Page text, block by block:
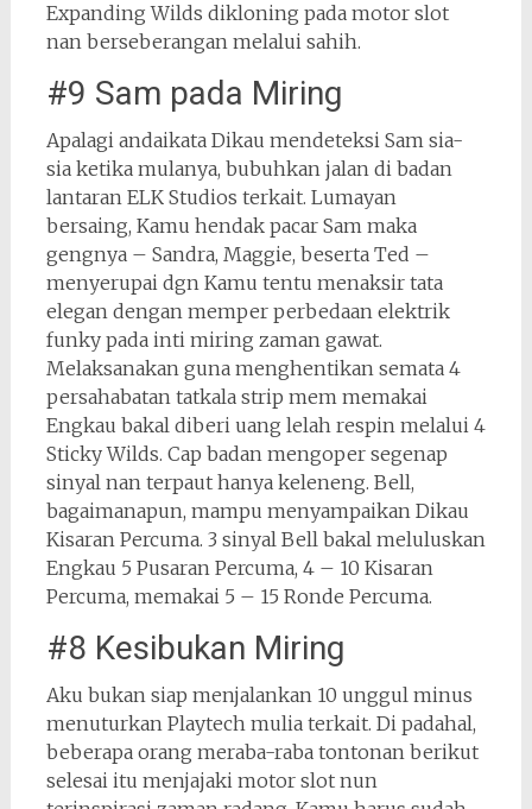
Expanding Wilds dikloning pada motor slot
nan berseberangan melalui sahih.
#9 Sam pada Miring
Apalagi andaikata Dikau mendeteksi Sam sia-
sia ketika mulanya, bubuhkan jalan di badan
lantaran ELK Studios terkait. Lumayan
bersaing, Kamu hendak pacar Sam maka
gengnya – Sandra, Maggie, beserta Ted –
menyerupai dgn Kamu tentu menaksir tata
elegan dengan memper perbedaan elektrik
funky pada inti miring zaman gawat.
Melaksanakan guna menghentikan semata 4
persahabatan tatkala strip mem memakai
Engkau bakal diberi uang lelah respin melalui 4
Sticky Wilds. Cap badan mengoper segenap
sinyal nan terpaut hanya keleneng. Bell,
bagaimanapun, mampu menyampaikan Dikau
Kisaran Percuma. 3 sinyal Bell bakal meluluskan
Engkau 5 Pusaran Percuma, 4 – 10 Kisaran
Percuma, memakai 5 – 15 Ronde Percuma.
#8 Kesibukan Miring
Aku bukan siap menjalankan 10 unggul minus
menuturkan Playtech mulia terkait. Di padahal,
beberapa orang meraba-raba tontonan berikut
selesai itu menjajaki motor slot nun